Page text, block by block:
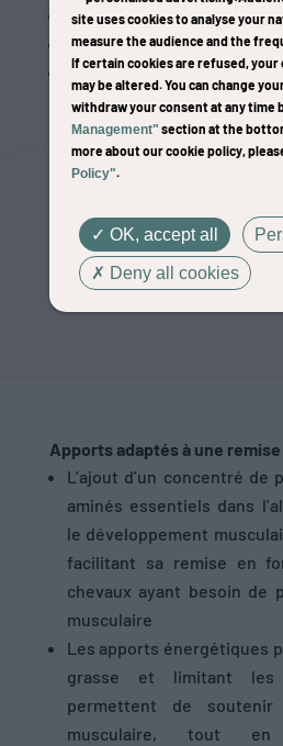
La prévention de la fonte
La perte d’appétit
La fonte musculaire liée à
TÉLÉCHARGER LA FICHE
Apports adaptés à une
L’ajout d’un concentré de
aminés essentiels dans
le développement
facilitant sa remise en
chevaux ayant besoin de
musculaire
Les apports énergétiques
grasse et limitant les
permettent de soutenir
musculaire, tout
site uses cookies to analyse your
measure the audience and the
If certain cookies are refused, your
may be altered. You can change
withdraw your consent at any time
Management" section at the
more about our cookie policy,
Policy".
OK, accept all
Deny all cookies